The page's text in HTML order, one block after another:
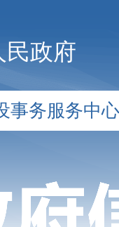
民政府
事务服务中心